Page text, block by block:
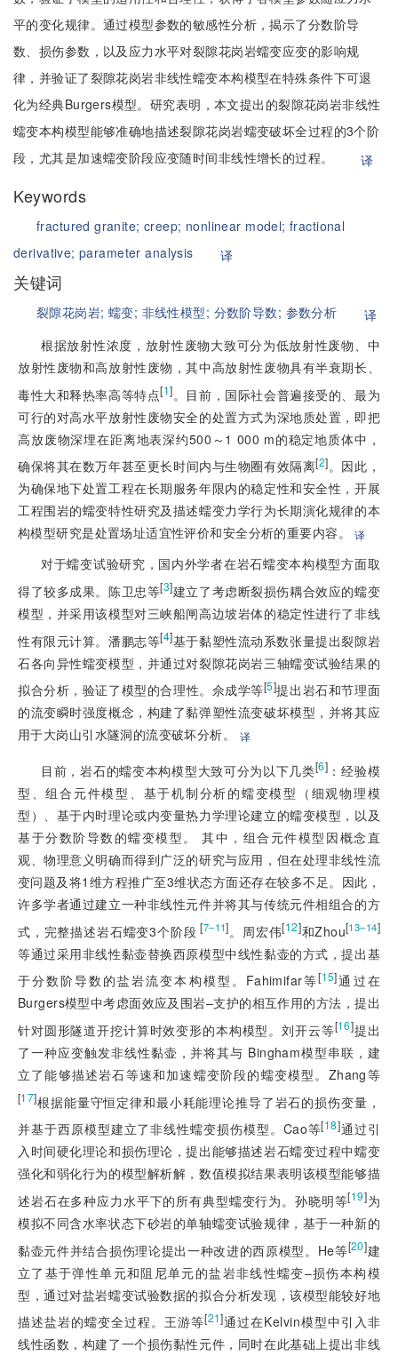
平的变化规律。通过模型参数的敏感性分析，揭示了分数阶导
数、损伤参数，以及应力水平对裂隙花岗岩蠕变应变的影响规
律，并验证了裂隙花岗岩非线性蠕变本构模型在特殊条件下可退
化为经典Burgers模型。研究表明，本文提出的裂隙花岗岩非线性
蠕变本构模型能够准确地描述裂隙花岗岩蠕变破坏全过程的3个阶
段，尤其是加速蠕变阶段应变随时间非线性增长的过程。
译
Keywords
fractured granite; creep; nonlinear model;fractional
derivative;parameter analysis 译
关键词
裂隙花岗岩; 蠕变; 非线性模型; 分数阶导数; 参数分析
译
根据放射性浓度，放射性废物大致可分为低放射性废物、中
放射性废物和高放射性废物，其中高放射性废物具有半衰期长、
毒性大和释热率高等特点[1]。目前 ，国际社会普遍接受的、最为
可行的对高水平放射性废物安全的处置方式为深地质处置，即把
高放废物深埋在距离地表深约500～1 000 m的稳定地质体中，
确保将其在数万年甚至更长时间内与生物圈有效隔离[2]。因此，
为确保地下处置工程在长期服务年限内的稳定性和安全性，开展
工程围岩的蠕变特性研究及描述蠕变力学行为长期演化规律的本
构模型研究是处置场址适宜性评价和安全分析的重要内容。
译
对于蠕变试验研究，国内外学者在岩石蠕变本构模型方面取
得了较多成果。陈卫忠等[3]建立了考虑断裂损伤耦合效应的蠕变
模型，并采用该模型对三峡船闸高边坡岩体的稳定性进行了非线
性有限元计算。潘鹏志等[4]基于黏塑性流动系数张量提出裂隙岩
石各向异性蠕变模型，并通过对裂隙花岗岩三轴蠕变试验结果的
拟合分析，验证了模型的合理性。佘成学等[5]提出岩石和节理面
的流变瞬时强度概念，构建了黏弹塑性流变破坏模型，并将其应
用于大岗山引水隧洞的流变破坏分析。
译
目前，岩石的蠕变本构模型大致可分为以下几类[6] ：经验模
型、组合元件模型、基于机制分析的蠕变模型（细观物理模
型）、基于内时理论或内变量热力学理论建立的蠕变模型，以及
基于分数阶导数的蠕变模型。 其中，组合元件模型因概念直
观、物理意义明确而得到广泛的研究与应用，但在处理非线性流
变问题及将1维方程推广至3维状态方面还存在较多不足。因此，
许多学者通过建立一种非线性元件并将其与传统元件相组合的方
式，完整描述岩石蠕变3个阶段 [7–11]。周宏伟[12]和Zhou[13–14]
等通过采用非线性黏壶替换西原模型中线性黏壶的方式，提出基
于分数阶导数的盐岩流变本构模型。Fahimifar等[15]通过在
Burgers模型中考虑面效应及围岩–支护的相互作用的方法，提出
针对圆形隧道开挖计算时效变形的本构模型。刘开云等[16]提出
了一种应变触发非线性黏壶，并将其与 Bingham模型串联，建
立了能够描述岩石等速和加速蠕变阶段的蠕变模型。Zhang等
[17]根据能量守恒定律和最小耗能理论推导了岩石的损伤变量，
并基于西原模型建立了非线性蠕变损伤模型。Cao等[18]通过引
入时间硬化理论和损伤理论，提出能够描述岩石蠕变过程中蠕变
强化和弱化行为的模型解析解，数值模拟结果表明该模型能够描
述岩石在多种应力水平下的所有典型蠕变行为。孙晓明等[19]为
模拟不同含水率状态下砂岩的单轴蠕变试验规律，基于一种新的
黏壶元件并结合损伤理论提出一种改进的西原模型。He等[20]建
立了基于弹性单元和阻尼单元的盐岩非线性蠕变–损伤本构模
型，通过对盐岩蠕变试验数据的拟合分析发现，该模型能较好地
描述盐岩的蠕变全过程。王游等[21]通过在Kelvin模型中引入非
线性函数，构建了一个损伤黏性元件，同时在此基础上提出非线